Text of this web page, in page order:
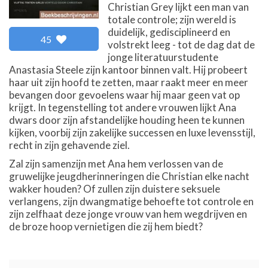
45
Christian Grey lijkt een man van
totale controle; zijn wereld is
duidelijk, gedisciplineerd en
volstrekt leeg - tot de dag dat de
jonge literatuurstudente
Anastasia Steele zijn kantoor binnen valt. Hij probeert
haar uit zijn hoofd te zetten, maar raakt meer en meer
bevangen door gevoelens waar hij maar geen vat op
krijgt. In tegenstelling tot andere vrouwen lijkt Ana
dwars door zijn afstandelijke houding heen te kunnen
kijken, voorbij zijn zakelijke successen en luxe levensstijl,
recht in zijn gehavende ziel.
Zal zijn samenzijn met Ana hem verlossen van de
gruwelijke jeugdherinneringen die Christian elke nacht
wakker houden? Of zullen zijn duistere seksuele
verlangens, zijn dwangmatige behoefte tot controle en
zijn zelfhaat deze jonge vrouw van hem wegdrijven en
de broze hoop vernietigen die zij hem biedt?